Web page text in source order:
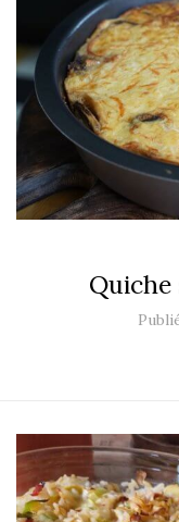
Quiche